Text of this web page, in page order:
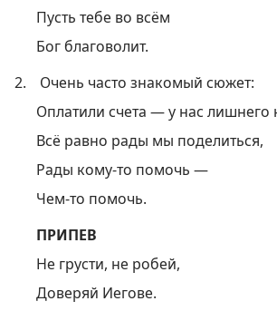
Пусть тебе во всём
Бог благоволит.
2.
Очень часто знакомый сюжет:
Оплатили счета — у нас лишнего
Всё равно рады мы поделиться,
Рады кому-то помочь —
Чем-то помочь.
ПРИПЕВ
Не грусти, не робей,
Доверяй Иегове.